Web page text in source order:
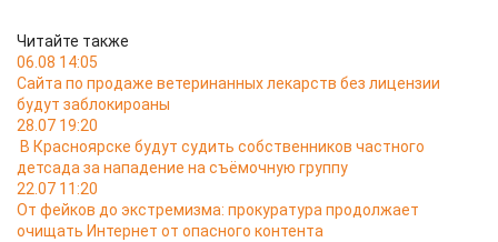
Читайте также
06.08 14:05
Сайта по продаже ветеринанных лекарств без лицензии
будут заблокироаны
28.07 19:20
В Красноярске будут судить собственников частного
детсада за нападение на съёмочную группу
22.07 11:20
От фейков до экстремизма: прокуратура продолжает
очищать Интернет от опасного контента